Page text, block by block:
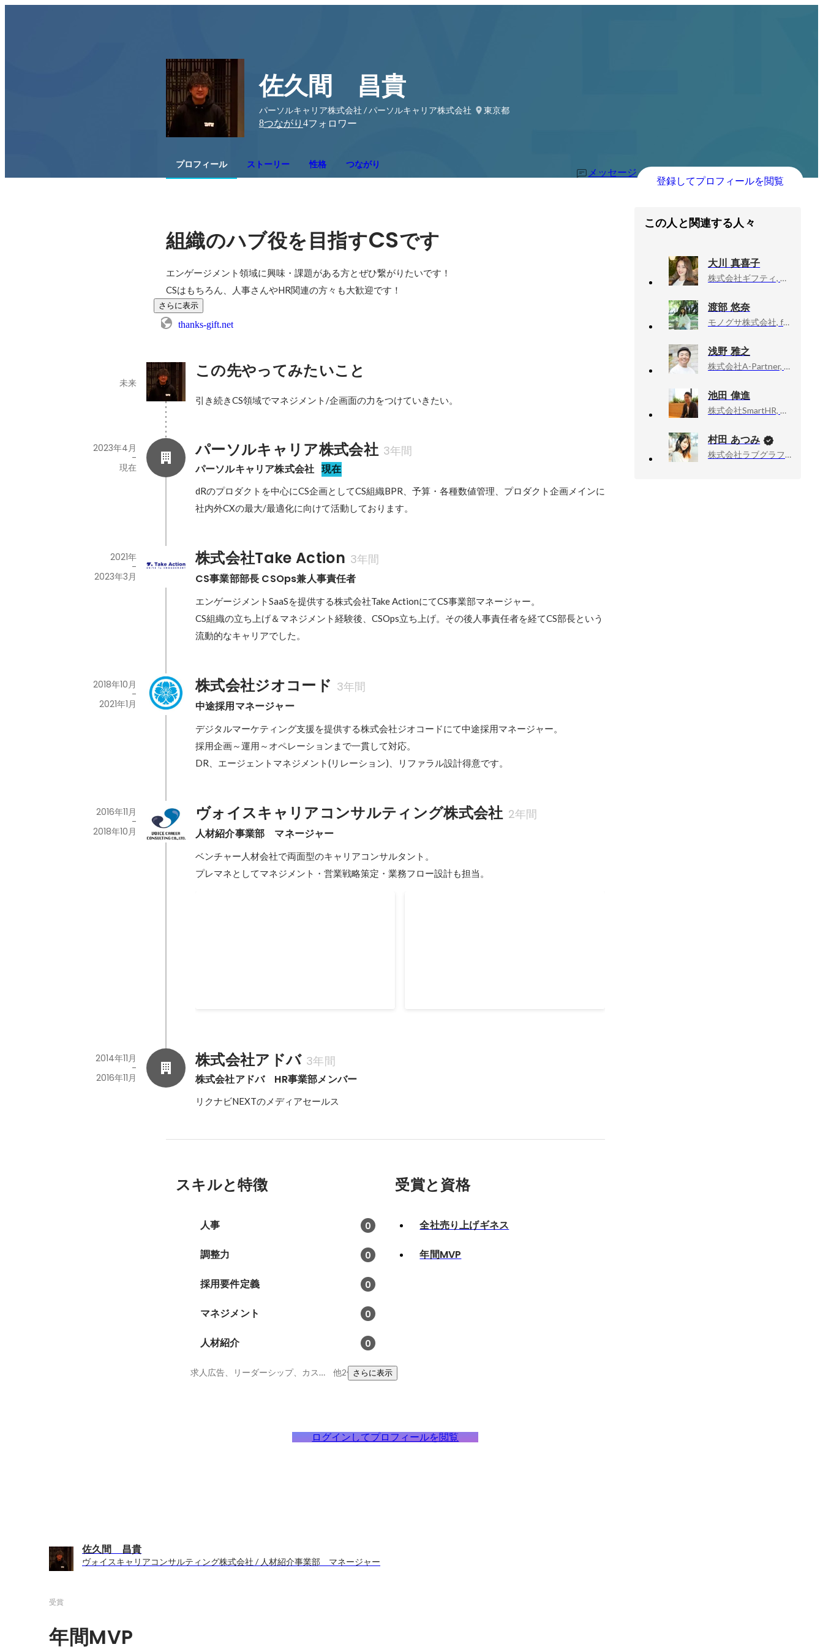
佐久間 昌貴
パーソルキャリア株式会社 / パーソルキャリア株式会社
東京都
8つながり 4フォロワー
プロフィール ストーリー 性格 つながり
メッセージ
登録してプロフィールを閲覧
組織のハブ役を目指すCSです
エンゲージメント領域に興味・課題がある方とぜひ繋がりたいです！
CSはもちろん、人事さんやHR関連の方々も大歓迎です！
さらに表示
thanks-gift.net
この先やってみたいこと
未来
引き続きCS領域でマネジメント/企画面の力をつけていきたい。
パーソルキャリア株式会社 3年間
パーソルキャリア株式会社 現在
2023年4月
-
現在
dRのプロダクトを中心にCS企画としてCS組織BPR、予算・各種数値管理、プロダクト企画メインに
社内外CXの最大/最適化に向けて活動しております。
株式会社Take Action 3年間
CS事業部部長 CSOps兼人事責任者
2021年
-
2023年3月
エンゲージメントSaaSを提供する株式会社Take ActionにてCS事業部マネージャー。
CS組織の立ち上げ＆マネジメント経験後、CSOps立ち上げ。その後人事責任者を経てCS部長という
流動的なキャリアでした。
株式会社ジオコード 3年間
中途採用マネージャー
2018年10月
-
2021年1月
デジタルマーケティング支援を提供する株式会社ジオコードにて中途採用マネージャー。
採用企画～運用～オペレーションまで一貫して対応。
DR、エージェントマネジメント(リレーション)、リファラル設計得意です。
ヴォイスキャリアコンサルティング株式会社 2年間
人材紹介事業部　マネージャー
2016年11月
-
2018年10月
ベンチャー人材会社で両面型のキャリアコンサルタント。
プレマネとしてマネジメント・営業戦略策定・業務フロー設計も担当。
株式会社アドバ 3年間
株式会社アドバ　HR事業部メンバー
2014年11月
-
2016年11月
リクナビNEXTのメディアセールス
スキルと特徴
人事 0
調整力 0
採用要件定義 0
マネジメント 0
人材紹介 0
求人広告、リーダーシップ、カスタマーサクセス 他2件さらに表示
受賞と資格
全社売り上げギネス
年間MVP
ログインしてプロフィールを閲覧
この人と関連する人々
大川 真喜子
株式会社ギフティ, HR Div. Recruiter - a new grads / mid-career
渡部 悠奈
モノグサ株式会社, for Goverment
浅野 雅之
株式会社A-Partner, 代表取締役
池田 偉進
株式会社SmartHR, 株式会社SmartHR・営業企画
村田 あつみ
株式会社ラブグラフ, Co-founder & CCO
佐久間 昌貴
ヴォイスキャリアコンサルティング株式会社 / 人材紹介事業部 マネージャー
受賞
年間MVP